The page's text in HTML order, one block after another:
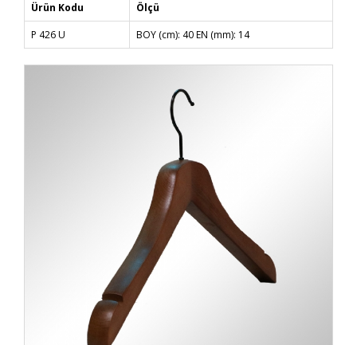
Ürün Kodu
Ölçü
P 426 U
BOY (cm): 40 EN (mm): 14